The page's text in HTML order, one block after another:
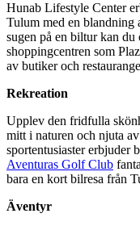
Hunab Lifestyle Center
Tulum med en
sugen på en biltur kan du
shoppingcentren som
av butiker och
Rekreation
Upplev den fridfulla
mitt i naturen och njuta
sportentusiaster erbjuder
Aventuras Golf Club
bara en kort bilresa från
Äventyr